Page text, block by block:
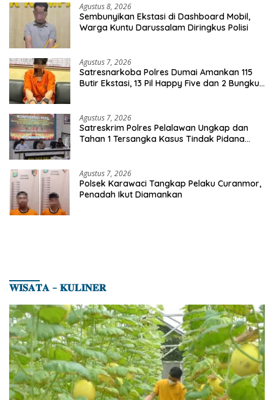
Agustus 8, 2026
Sembunyikan Ekstasi di Dashboard Mobil,
Warga Kuntu Darussalam Diringkus Polisi
Agustus 7, 2026
Satresnarkoba Polres Dumai Amankan 115
Butir Ekstasi, 13 Pil Happy Five dan 2 Bungkus
Agustus 7, 2026
Satreskrim Polres Pelalawan Ungkap dan
Tahan 1 Tersangka Kasus Tindak Pidana
Agustus 7, 2026
Polsek Karawaci Tangkap Pelaku Curanmor,
Penadah Ikut Diamankan
𝐖𝐈𝐒𝐀𝐓𝐀 – 𝐊𝐔𝐋𝐈𝐍𝐄𝐑